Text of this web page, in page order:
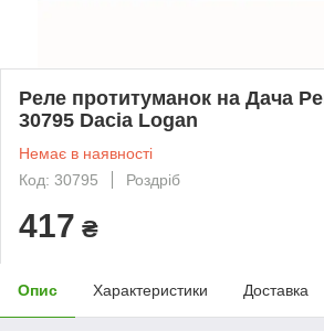
Реле протитуманок на Дача
30795 Dacia Logan
Немає в наявності
Код: 30795
Роздріб
417 ₴
Опис Характеристики Доставка